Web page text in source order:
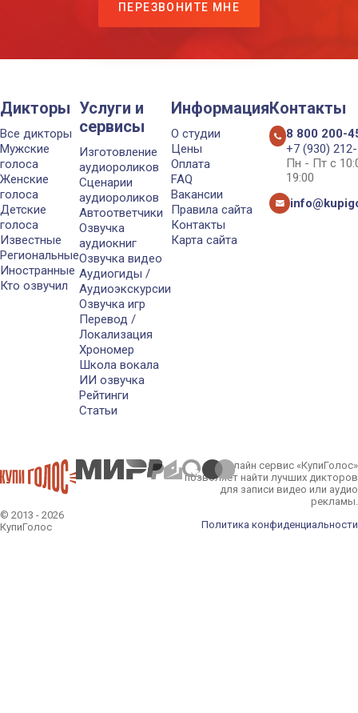
ПЕРЕЗВОНИТЕ МНЕ
Дикторы
Все дикторы
Мужские
голоса
Женские
голоса
Детские
голоса
Известные
Региональные
Иностранные
Кто озвучил
Услуги и
сервисы
Изготовление
аудиороликов
Сценарии
аудиороликов
Автоответчики
Озвучка
аудиокниг
Озвучка видео
Аудиогиды /
Аудиоэкскурсии
Озвучка игр
Перевод /
Локализация
Хрономер
Школа вокала
ИИ озвучка
Рейтинги
Статьи
Информация
О студии
Цены
Оплата
FAQ
Вакансии
Правила сайта
Контакты
Карта сайта
Контакты
8 800 200-
+7 (930)
Пн - Пт с
19:00
© 2013 - 2026
КупиГолос
Онлайн сервис «КупиГолос»
позволяет найти лучших дикторов
для записи видео или аудио
рекламы.
Политика конфиденциальности